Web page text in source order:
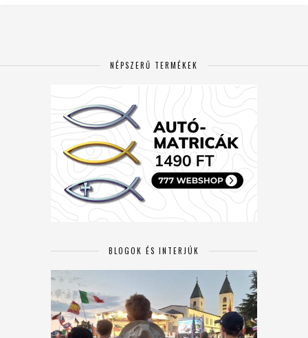
NÉPSZERŰ TERMÉKEK
BLOGOK ÉS INTERJÚK